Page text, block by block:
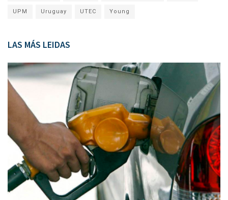
UPM Uruguay UTEC Young
LAS MÁS LEIDAS